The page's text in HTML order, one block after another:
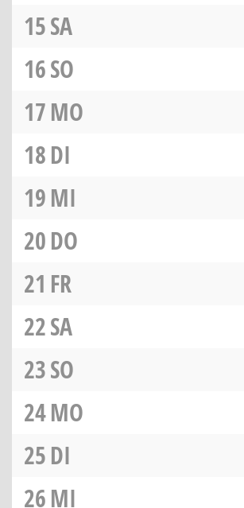
15SA
16SO
17MO
18DI
19MI
20DO
21 FR
22SA
23SO
24MO
25DI
26MI